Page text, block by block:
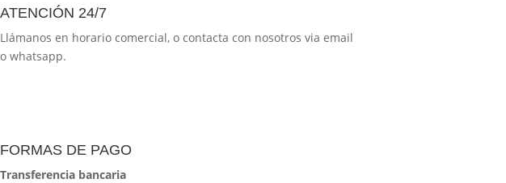
ATENCIÓN 24/7
Llámanos en horario comercial, o contacta con nosotros via email
o whatsapp.
FORMAS DE PAGO
Transferencia bancaria